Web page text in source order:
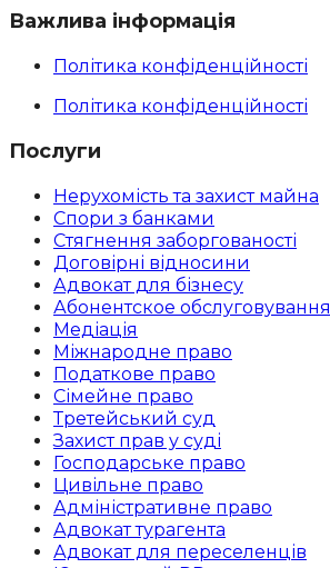
Важлива інформація
Політика конфіденційності
Політика конфіденційності
Послуги
Нерухомість та захист майна
Спори з банками
Стягнення заборгованості
Договірні відносини
Адвокат для бізнесу
Абoнентское обслуговування
Медіація
Міжнародне право
Податкове право
Сімейне право
Третейський суд
Захист прав у суді
Господарське право
Цивільне право
Адміністративне право
Адвокат турагента
Адвокат для переселенців